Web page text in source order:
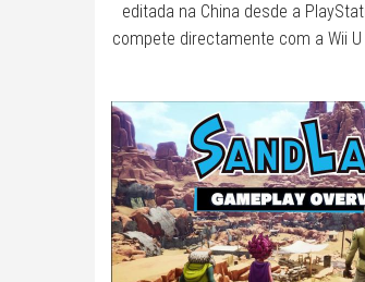
editada na China desde a
compete directamente com a Wii